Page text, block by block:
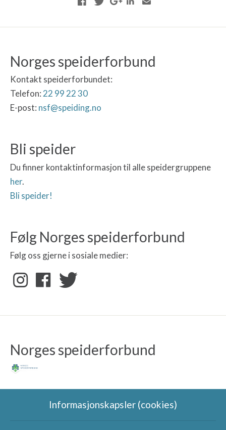
Norges speiderforbund
Kontakt speiderforbundet:
Telefon:22 99 22 30
E-post: nsf@speiding.no
Bli speider
Du finner kontaktinformasjon til alle speidergruppene
her.
Bli speider!
Følg Norges speiderforbund
Følg oss gjerne i sosiale medier:
Norges speiderforbund
Informasjonskapsler (cookies)